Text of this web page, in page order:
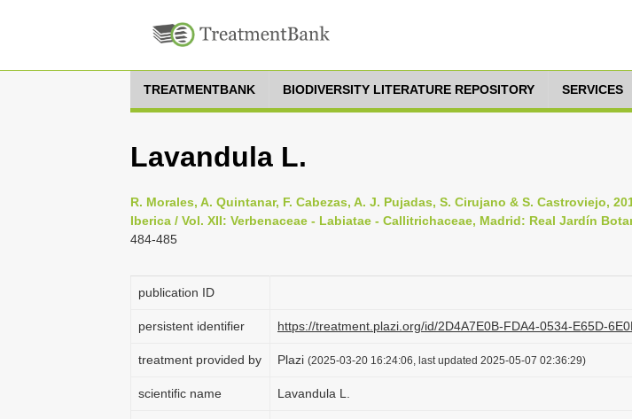
TREATMENTBANK BIODIVERSITY LITERATURE REPOSITORY SERVICES
Lavandula L.
R. Morales, A. Quintanar, F. Cabezas, A. J. Pujadas, S. Cirujano & S. Castroviejo,
Iberica / Vol. XII: Verbenaceae - Labiatae - Callitrichaceae, Madrid: Real Jardín
484-485
publication ID
persistent identifier https://treatment.plazi.org/id/2D4A7E0B-FDA4-0534-E65D-
treatment provided by Plazi (2025-03-20 16:24:06, last updated 2025-05-07 02:36:29)
scientific name Lavandula L.